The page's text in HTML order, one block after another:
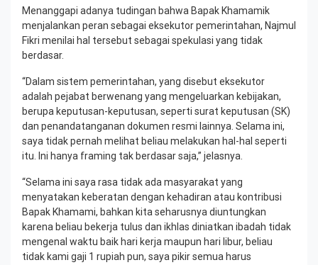
Menanggapi adanya tudingan bahwa Bapak Khamamik
menjalankan peran sebagai eksekutor pemerintahan, Najmul
Fikri menilai hal tersebut sebagai spekulasi yang tidak
berdasar.
“Dalam sistem pemerintahan, yang disebut eksekutor
adalah pejabat berwenang yang mengeluarkan kebijakan,
berupa keputusan-keputusan, seperti surat keputusan (SK)
dan penandatanganan dokumen resmi lainnya. Selama ini,
saya tidak pernah melihat beliau melakukan hal-hal seperti
itu. Ini hanya framing tak berdasar saja,” jelasnya.
“Selama ini saya rasa tidak ada masyarakat yang
menyatakan keberatan dengan kehadiran atau kontribusi
Bapak Khamami, bahkan kita seharusnya diuntungkan
karena beliau bekerja tulus dan ikhlas diniatkan ibadah tidak
mengenal waktu baik hari kerja maupun hari libur, beliau
tidak kami gaji 1 rupiah pun, saya pikir semua harus